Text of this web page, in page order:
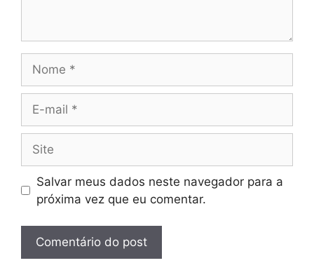
mail
Salvar meus dados neste navegador para a
próxima vez que eu comentar.